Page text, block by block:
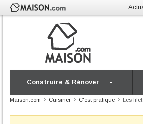
Construire & Rénover
Maison.com Cuisiner C'est pratique Les